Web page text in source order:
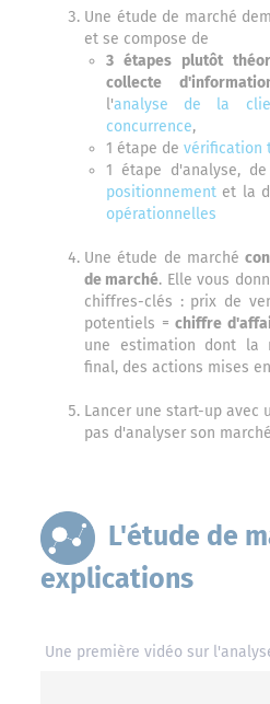
Une étude de marché
et se compose de
3 étapes plutôt
collecte
l'analyse de la
concurrence,
1 étape de vérification
1 étape d'analyse,
positionnement et la
opérationnelles
Une étude de marché
de marché. Elle vous
chiffres-clés : prix de
potentiels = chiffre
une estimation dont la
final, des actions mises
Lancer une start-up avec
pas d'analyser son
L'étude de
explications
Une première vidéo sur